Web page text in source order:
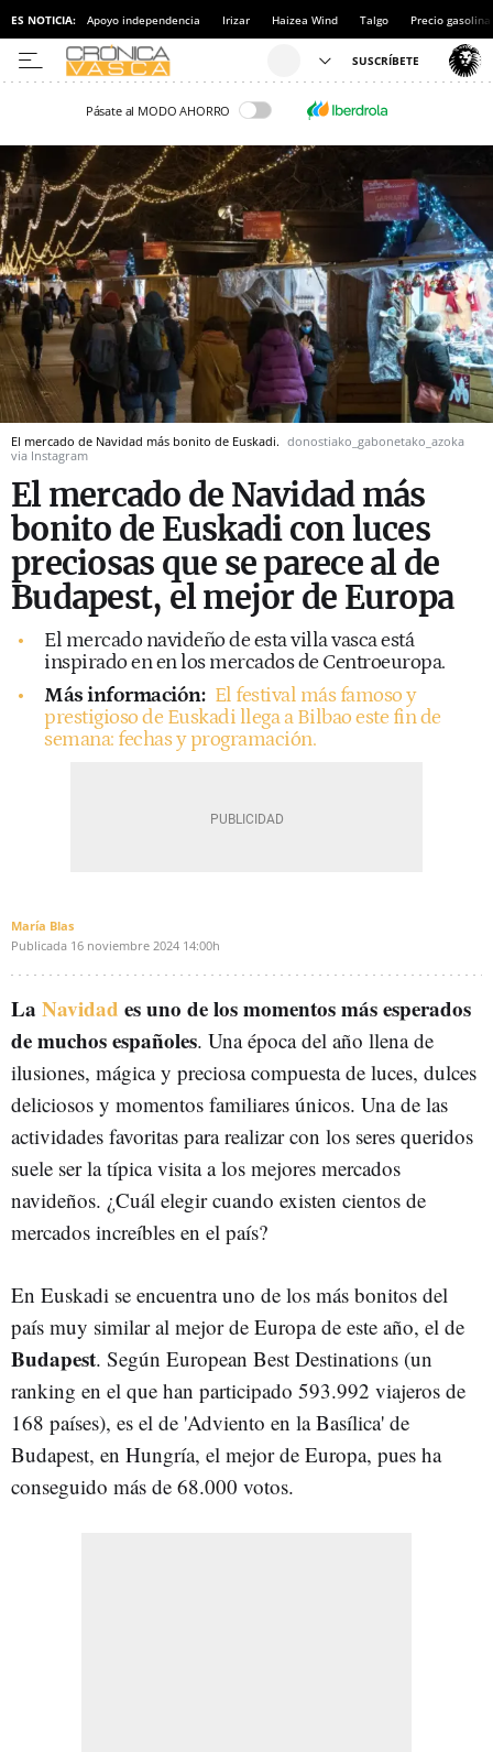
ES NOTICIA: Apoyo independencia Irizar Haizea Wind Talgo Precio gasolina
Pásate al MODO AHORRO
El mercado de Navidad más bonito de Euskadi. donostiako_gabonetako_azoka
via Instagram
El mercado de Navidad más
bonito de Euskadi con luces
preciosas que se parece al de
Budapest, el mejor de Europa
El mercado navideño de esta villa vasca está
inspirado en en los mercados de Centroeuropa.
Más información: El festival más famoso y
prestigioso de Euskadi llega a Bilbao este fin de
semana: fechas y programación.
María Blas
Publicada 16 noviembre 2024 14:00h
La Navidad es uno de los momentos más esperados
de muchos españoles. Una época del año llena de
ilusiones, mágica y preciosa compuesta de luces, dulces
deliciosos y momentos familiares únicos. Una de las
actividades favoritas para realizar con los seres queridos
suele ser la típica visita a los mejores mercados
navideños. ¿Cuál elegir cuando existen cientos de
mercados increíbles en el país?
En Euskadi se encuentra uno de los más bonitos del
país muy similar al mejor de Europa de este año, el de
Budapest. Según European Best Destinations (un
ranking en el que han participado 593.992 viajeros de
168 países), es el de 'Adviento en la Basílica' de
Budapest, en Hungría, el mejor de Europa, pues ha
conseguido más de 68.000 votos.